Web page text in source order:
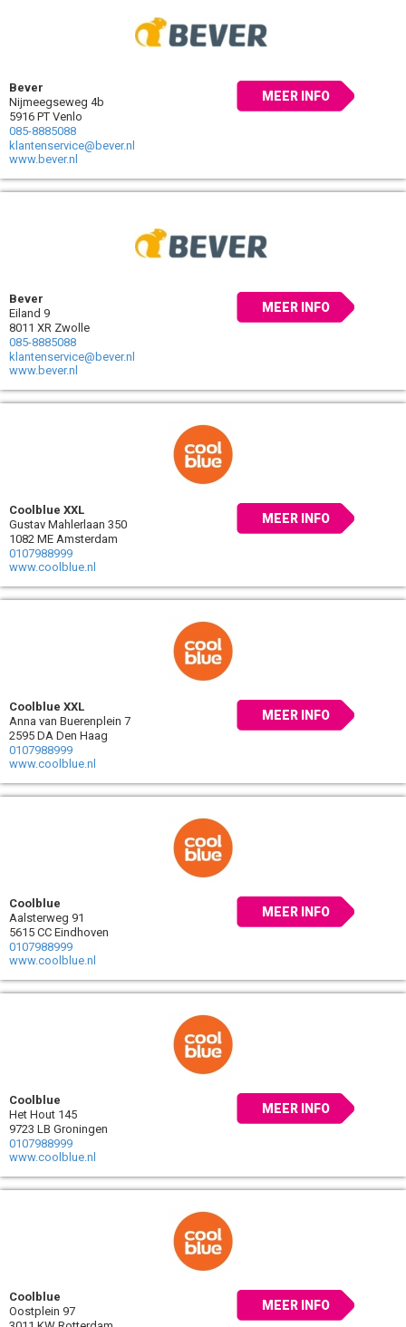
Bever
Nijmeegseweg 4b
5916 PT Venlo
085-8885088
klantenservice@bever.nl
www.bever.nl
MEER INFO
Bever
Eiland 9
8011 XR Zwolle
085-8885088
klantenservice@bever.nl
www.bever.nl
MEER INFO
Coolblue XXL
Gustav Mahlerlaan 350
1082 ME Amsterdam
0107988999
www.coolblue.nl
MEER INFO
Coolblue XXL
Anna van Buerenplein 7
2595 DA Den Haag
0107988999
www.coolblue.nl
MEER INFO
Coolblue
Aalsterweg 91
5615 CC Eindhoven
0107988999
www.coolblue.nl
MEER INFO
Coolblue
Het Hout 145
9723 LB Groningen
0107988999
www.coolblue.nl
MEER INFO
Coolblue
Oostplein 97
MEER INFO